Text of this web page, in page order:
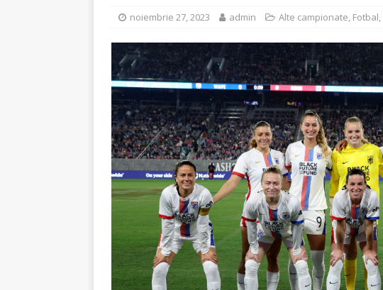
noiembrie 27, 2023 admin Alte campionate, Fotbal,